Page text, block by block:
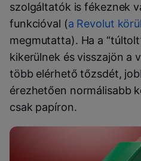
szolgáltatók is fékeznek
funkcióval (a Revolut
megmutatta). Ha a
kikerülnek és visszajön a
több elérhető tőzsdét,
érezhetően normálisabb
csak papíron.